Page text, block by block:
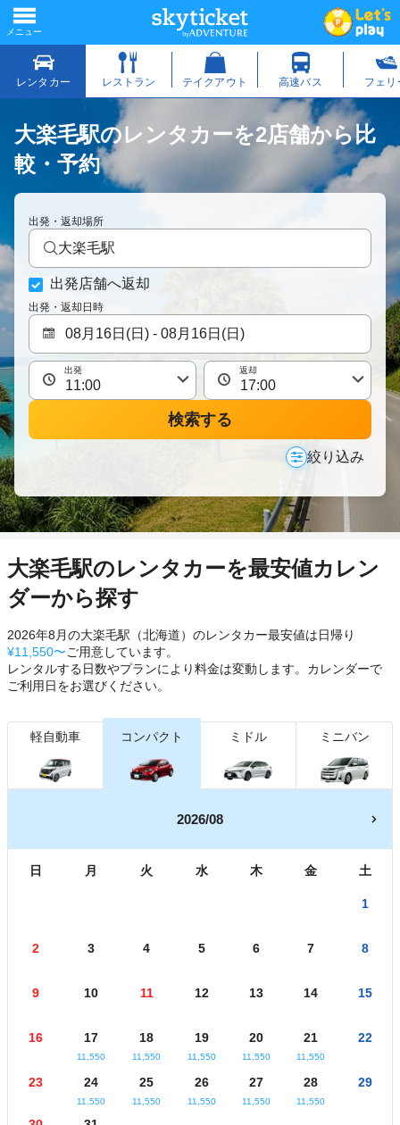
大楽毛駅のレンタカーを2店舗から比
較・予約
出発・返却場所
大楽毛駅
出発店舗へ返却
出発・返却日時
出発 返却
検索する
絞り込み
大楽毛駅のレンタカーを最安値カレン
ダーから探す
2026年8月の大楽毛駅（北海道）のレンタカー最安値は日帰り
¥11,550〜ご用意しています。
レンタルする日数やプランにより料金は変動します。カレンダーで
ご利用日をお選びください。
軽自動車 コンパクト ミドル ミニバン
2026/08
日 月 火 水 木 金 土
1
2 3 4 5 6 7 8
9 10 11 12 13 14 15
16 17
11,550
18
11,550
19
11,550
20
11,550
21
11,550
22
23 24
11,550
25
11,550
26
11,550
27
11,550
28
11,550
29